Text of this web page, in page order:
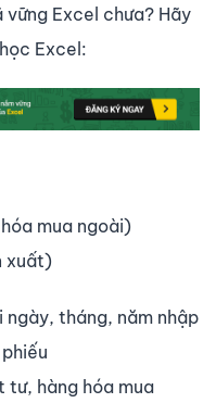
Excel chưa? Hãy
Excel:
mua ngoài)
xuất)
ngày, tháng, năm nhập
tư, hàng hóa mua